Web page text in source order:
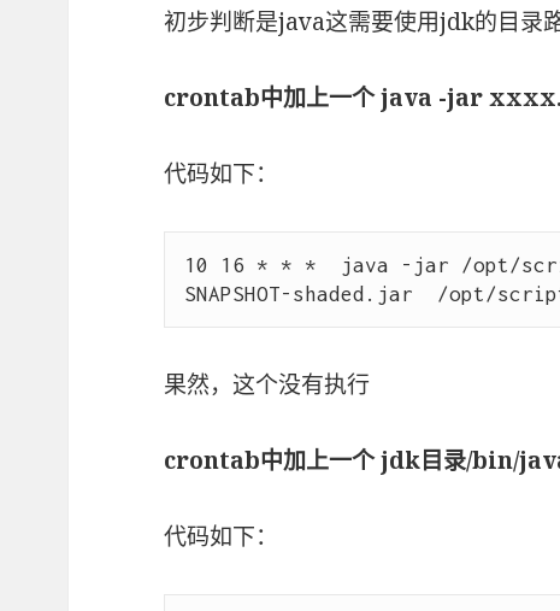
初步判断是java这需要使用jdk的目录
crontab中加上一个 java -jar
代码如下：
10 16 * * *  java -jar /opt/
果然，这个没有执行
crontab中加上一个 jdk目录/bin/
代码如下：